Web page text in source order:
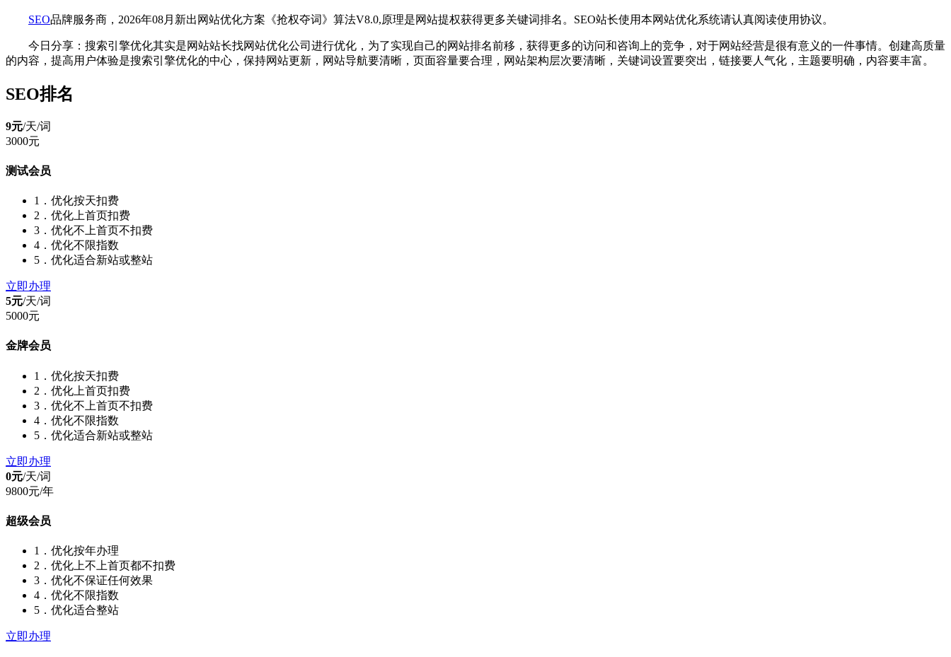
SEO品牌服务商，2026年08月新出网站优化方案《抢权夺词》算法V8.0,原理是网站提权获得更多关键词排名。SEO站长使用本网站优化系统请认真阅读使用协议。
今日分享：搜索引擎优化其实是网站站长找网站优化公司进行优化，为了实现自己的网站排名前移，获得更多的访问和咨询上的竞争，对于网站经营是很有意义的一件事情。创建高质量
的内容，提高用户体验是搜索引擎优化的中心，保持网站更新，网站导航要清晰，页面容量要合理，网站架构层次要清晰，关键词设置要突出，链接要人气化，主题要明确，内容要丰富。
SEO排名
9元/天/词
3000元
测试会员
1．优化按天扣费
2．优化上首页扣费
3．优化不上首页不扣费
4．优化不限指数
5．优化适合新站或整站
立即办理
5元/天/词
5000元
金牌会员
1．优化按天扣费
2．优化上首页扣费
3．优化不上首页不扣费
4．优化不限指数
5．优化适合新站或整站
立即办理
0元/天/词
9800元/年
超级会员
1．优化按年办理
2．优化上不上首页都不扣费
3．优化不保证任何效果
4．优化不限指数
5．优化适合整站
立即办理